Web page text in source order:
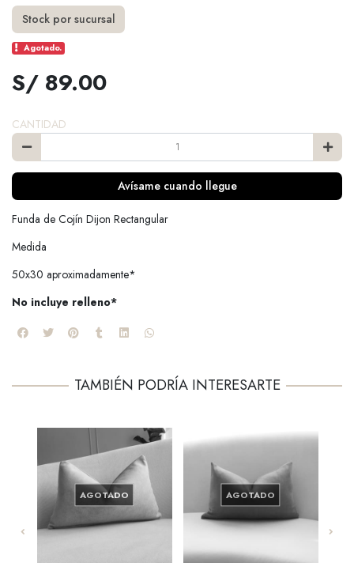
Stock por sucursal
Agotado.
S/ 89.00
CANTIDAD
Avísame cuando llegue
Funda de Cojín Dijon Rectangular
Medida
50x30 aproximadamente*
No incluye relleno*
TAMBIÉN PODRÍA INTERESARTE
AGOTADO AGOTADO